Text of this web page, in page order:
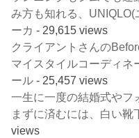
み方も知れる、
ーカ - 29,615 views
クライアントさんの
マイスタイルコーディネ
ール - 25,457 views
一生に一度の結婚式やフ
まずに済むには、白い靴
views